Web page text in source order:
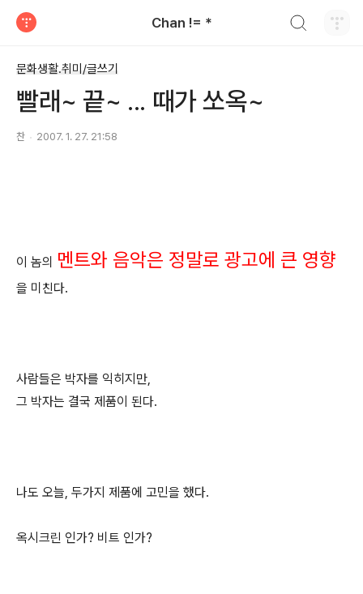
Chan != *
문화생활.취미/글쓰기
빨래~ 끝~ ... 때가 쏘옥~
찬 2007. 1. 27. 21:58
이 놈의 멘트와 음악은 정말로 광고에 큰 영향
을 미친다.
사람들은 박자를 익히지만,
그 박자는 결국 제품이 된다.
나도 오늘, 두가지 제품에 고민을 했다.
옥시크린 인가? 비트 인가?